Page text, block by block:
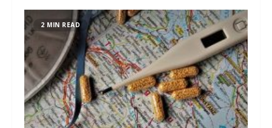
2 MIN READ